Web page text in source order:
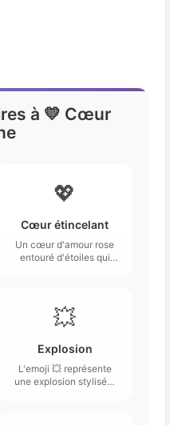
à 💛 Cœur
💖
Cœur étincelant
Un cœur d'amour rose
entouré d'étoiles qui
💥
Explosion
L'emoji 💥 représente
une explosion stylisée,